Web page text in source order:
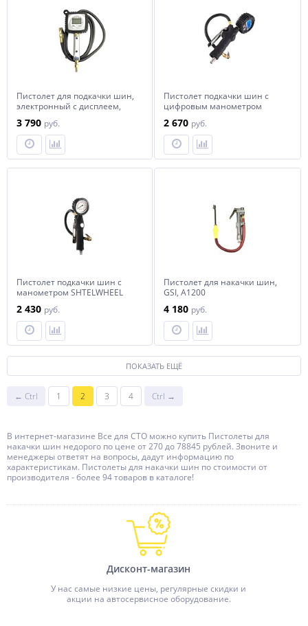
Пистолет для подкачки шин,
электронный с дисплеем,
3 790 руб.
Пистолет подкачки шин с
цифровым манометром
2 670 руб.
Пистолет подкачки шин с
манометром SHTELWHEEL
2 430 руб.
Пистолет для накачки шин,
GSI, A1200
4 180 руб.
ПОКАЗАТЬ ЕЩЁ
← Ctrl 1 2 3 4 Ctrl →
В интернет-магазине Все для СТО можно купить Пистолеты для
накачки шин недорого по цене от 270 до 78845 рублей. Звоните и
менеджеры ответят на вопросы, дадут информацию по
характеристикам. Пистолеты для накачки шин по стоимости от
производителя - более 94 товаров в каталоге!
Дисконт-магазин
У нас самые низкие цены, регулярные скидки и
акции на автосервисное оборудование.